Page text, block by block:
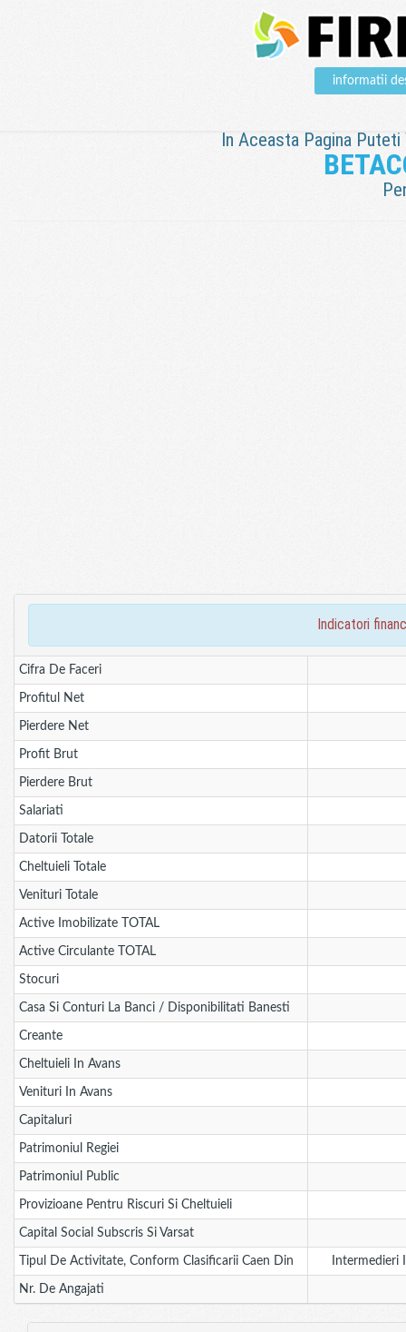
informatii
In Aceasta Pagina
indicatori
Cifra De Faceri
Profitul Net
Pierdere Net
Profit Brut
Pierdere Brut
Salariati
Datorii Totale
Cheltuieli Totale
Venituri Totale
Active Imobilizate TOTAL
Active Circulante TOTAL
Stocuri
Casa Si Conturi La Banci / Disponibilitati Banesti
Creante
Cheltuieli In Avans
Venituri In Avans
Capitaluri
Patrimoniul Regiei
Patrimoniul Public
Provizioane Pentru Riscuri Si Cheltuieli
Capital Social Subscris Si Varsat
Tipul De Activitate, Conform Clasificarii Caen Din Intermedieri
Nr. De Angajati